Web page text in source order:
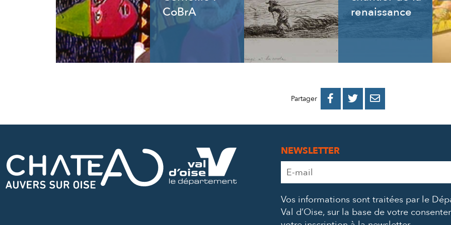
CoBrA
renaissance
Partager 
PARTAGER
PARTAGER
PARTAGER
NEWSLETTER
Adresse
e-
*
Vos informations sont traitées par le
Val d’Oise, sur la base de votre